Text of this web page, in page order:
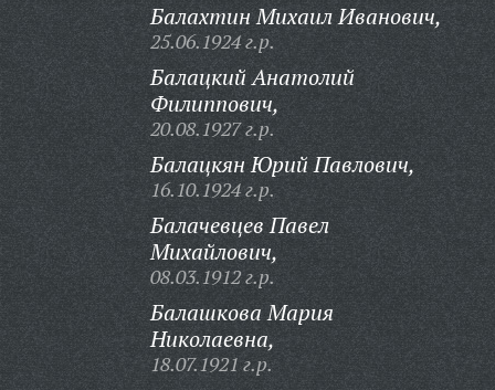
Балахтин Михаил Иванович,
25.06.1924 г.р.
Балацкий Анатолий
Филиппович,
20.08.1927 г.р.
Балацкян Юрий Павлович,
16.10.1924 г.р.
Балачевцев Павел
Михайлович,
08.03.1912 г.р.
Балашкова Мария
Николаевна,
18.07.1921 г.р.